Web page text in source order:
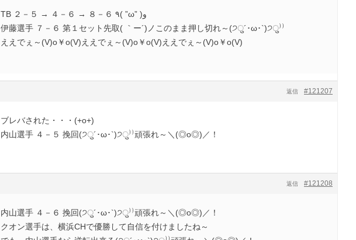
TB ２－５ → ４－６ → ８－６ ٩( ”ω” )و
伊藤選手 ７－６ 第１セット先取( ｀ー´)ノこのまま押し切れ～(੭ु´･ω･`)੭ु⁾⁾
ええでぇ～(V)o￥o(V)ええでぇ～(V)o￥o(V)ええでぇ～(V)o￥o(V)
#121207
返信
ブレバされた・・・(+o+)
内山選手 ４－５ 挽回(੭ु´･ω･`)੭ु⁾⁾頑張れ～＼(◎o◎)／！
#121208
返信
内山選手 ４－６ 挽回(੭ु´･ω･`)੭ु⁾⁾頑張れ～＼(◎o◎)／！
クオン選手は、横浜CHで優勝して自信を付けましたね～